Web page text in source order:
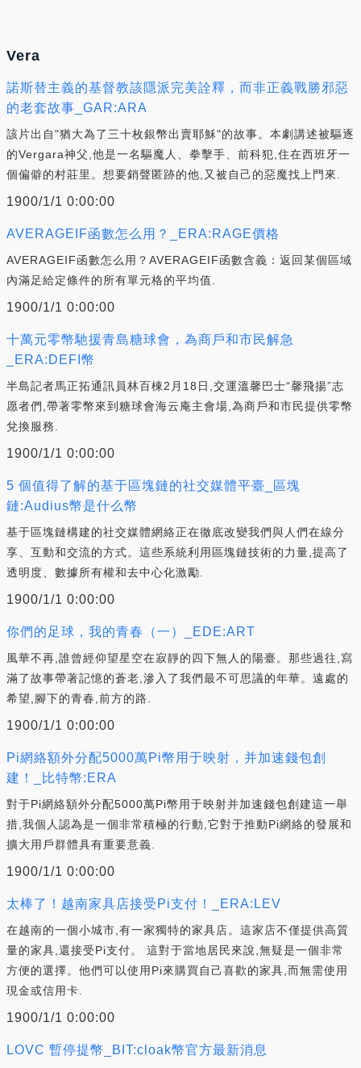
Vera
諾斯替主義的基督教該隱派完美詮釋，而非正義戰勝邪惡
的老套故事_GAR:ARA
該片出自"猶大為了三十枚銀幣出賣耶穌"的故事。本劇講述被驅逐
的Vergara神父,他是一名驅魔人、拳擊手、前科犯,住在西班牙一
個偏僻的村莊里。想要銷聲匿跡的他,又被自己的惡魔找上門來.
1900/1/1 0:00:00
AVERAGEIF函數怎么用？_ERA:RAGE價格
AVERAGEIF函數怎么用？AVERAGEIF函數含義：返回某個區域
內滿足給定條件的所有單元格的平均值.
1900/1/1 0:00:00
十萬元零幣馳援青島糖球會，為商戶和市民解急
_ERA:DEFI幣
半島記者馬正拓通訊員林百棟2月18日,交運溫馨巴士“馨飛揚”志
愿者們,帶著零幣來到糖球會海云庵主會場,為商戶和市民提供零幣
兌換服務.
1900/1/1 0:00:00
5 個值得了解的基于區塊鏈的社交媒體平臺_區塊
鏈:Audius幣是什么幣
基于區塊鏈構建的社交媒體網絡正在徹底改變我們與人們在線分
享、互動和交流的方式。這些系統利用區塊鏈技術的力量,提高了
透明度、數據所有權和去中心化激勵.
1900/1/1 0:00:00
你們的足球，我的青春（一）_EDE:ART
風華不再,誰曾經仰望星空在寂靜的四下無人的陽臺。那些過往,寫
滿了故事帶著記憶的蒼老,滲入了我們最不可思議的年華。遠處的
希望,腳下的青春,前方的路.
1900/1/1 0:00:00
Pi網絡額外分配5000萬Pi幣用于映射，并加速錢包創
建！_比特幣:ERA
對于Pi網絡額外分配5000萬Pi幣用于映射并加速錢包創建這一舉
措,我個人認為是一個非常積極的行動,它對于推動Pi網絡的發展和
擴大用戶群體具有重要意義.
1900/1/1 0:00:00
太棒了！越南家具店接受Pi支付！_ERA:LEV
在越南的一個小城市,有一家獨特的家具店。這家店不僅提供高質
量的家具,還接受Pi支付。 這對于當地居民來說,無疑是一個非常
方便的選擇。他們可以使用Pi來購買自己喜歡的家具,而無需使用
現金或信用卡.
1900/1/1 0:00:00
LOVC 暫停提幣_BIT:cloak幣官方最新消息